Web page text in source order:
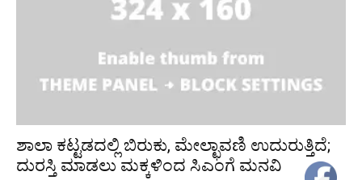
ಶಾಲಾ ಕಟ್ಟಡದಲ್ಲಿ ಬಿರುಕು, ಮೇಲ್ಛಾವಣಿ ಉದುರುತ್ತಿದೆ;
ದುರಸ್ತಿ ಮಾಡಲು ಮಕ್ಕಳಿಂದ ಸಿಎಂಗೆ ಮನವಿ